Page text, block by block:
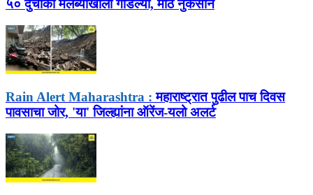
५० दुचाकी मलब्याखाली गाडल्या, मोठे नुकसान
Rain Alert Maharashtra : महाराष्ट्रात पुढील पाच दिवस
पावसाचा जोर, 'या' जिल्ह्यांना ऑरेंज-यलो अलर्ट